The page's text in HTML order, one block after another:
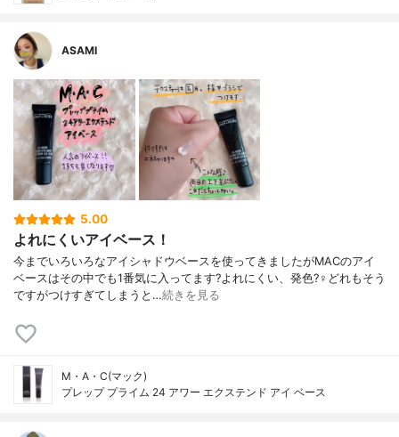
ASAMI
5.00
よれにくいアイベース！
今までいろいろなアイシャドウベースを使ってきましたがMACのアイ
ベースはその中でも1番気に入ってます?よれにくい、発色?‍♀️どれもそう
ですがつけすぎてしまうと…続きを見る
M・A・C(マック)
プレップ プライム 24 アワー エクステンド アイ ベース